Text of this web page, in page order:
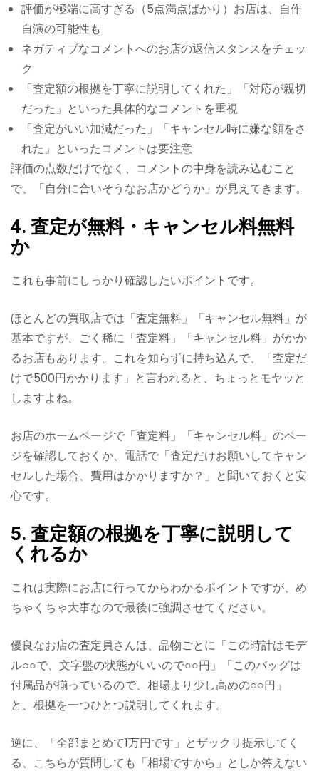
評価が極端に高すぎる（5点満点ばかり）お店は、自作
自演の可能性も
ネガティブなコメントへのお店の返信スタンスをチェッ
ク
「査定額の根拠を丁寧に説明してくれた」「対応が親切
だった」といった具体的なコメントを重視
「査定がいい加減だった」「キャンセル時に嫌な顔をさ
れた」といったコメントは要注意
評価の点数だけでなく、コメントの中身を読み込むこと
で、「自分に合いそうなお店かどうか」が見えてきます。
4. 査定が無料・キャンセル料無料
か
これも事前にしっかり確認したいポイントです。
ほとんどの買取店では「査定無料」「キャンセル無料」が
基本ですが、ごく稀に「査定料」「キャンセル料」がかか
るお店もあります。これを知らずに持ち込んで、「査定だ
けで500円かかります」と言われると、ちょっとモヤッと
しますよね。
お店のホームページで「査定料」「キャンセル料」のペー
ジを確認しておくか、電話で「査定だけお願いしてキャン
セルした場合、費用はかかりますか？」と聞いておくと安
心です。
5. 査定額の根拠を丁寧に説明して
くれるか
これは実際にお店に行ってからわかるポイントですが、め
ちゃくちゃ大事なので最後に強調させてください。
優良なお店の査定員さんは、品物ごとに「この時計はモデ
ル○○で、文字盤の状態がいいので○○円」「このバッグは
付属品が揃っているので、相場より少し高めの○○円」
と、根拠を一つひとつ説明してくれます。
逆に、「全部まとめて1万円です」とザックリ提示してく
る、こちらが質問しても「相場ですから」としか答えない